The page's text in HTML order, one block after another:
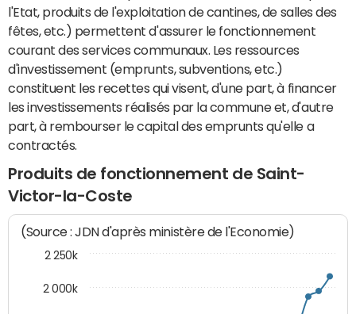
l'Etat, produits de l'exploitation de cantines, de salles des
fêtes, etc.) permettent d'assurer le fonctionnement
courant des services communaux. Les ressources
d'investissement (emprunts, subventions, etc.)
constituent les recettes qui visent, d'une part, à financer
les investissements réalisés par la commune et, d'autre
part, à rembourser le capital des emprunts qu'elle a
contractés.
Produits de fonctionnement de Saint-
Victor-la-Coste
(Source : JDN d'après ministère de l'Economie)
2 000k
2 250k